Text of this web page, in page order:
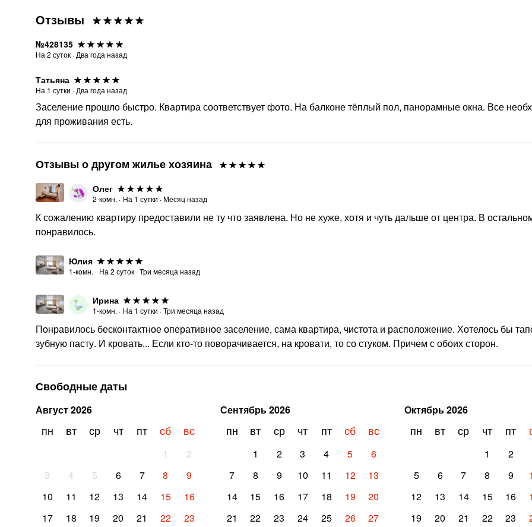
Свободные даты
Август2026
пн вт ср чт пт сб вс
1
2
3
4 5 6 7 8
9
10
11 12 13 14 15
16
17
18 19 20 21 22 23
Сентябрь2026
пн вт ср чт пт сб вс
1 2 3 4 5
6
7
8 9 10 11 12
13
14
15 16 17 18 19
20
21
22 23 24 25 26 27
Октябрь2026
пн вт ср чт пт
1 2
5
6 7 8 9
12
13 14 15 16
19
20 21 22 23
Отзывы
№428135
На 2 суток · Два года назад
Татьяна
На 1 сутки · Два года назад
Заселение прошло быстро. Квартира соответствует фото. На балконе тёплый пол, панорамные окна. Все
для проживания есть.
Отзывы о другом жилье хозяина
Олег
2-комн. · На 1 сутки · Месяц назад
К сожалению квартиру предоставили не ту что заявлена. Но не хуже, хотя и чуть дальше от центра. В
понравилось.
Юлия
1-комн. · На 2 суток ·Три месяца назад
Ирина
1-комн. · На 1 сутки ·Три месяца назад
Понравилось бесконтактное оперативное заселение, сама квартира, чистота и расположение. Хотелось бы
зубную пасту. И кровать... Если кто-то поворачивается, на кровати, то со стуком. Причем с обоих сторон.